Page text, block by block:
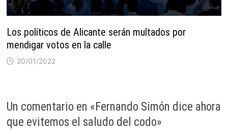
Los políticos de Alicante serán multados por
mendigar votos en la calle
20/01/2022
Un comentario en «Fernando Simón dice ahora
que evitemos el saludo del codo»